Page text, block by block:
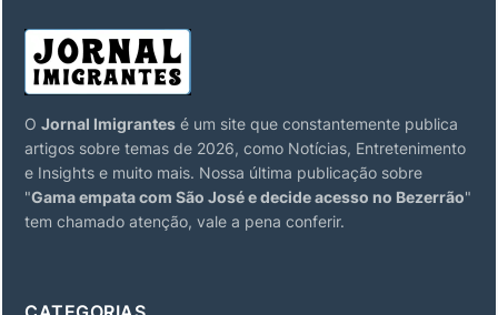
O Jornal Imigrantes é um site que constantemente publica
artigos sobre temas de 2026, como Notícias, Entretenimento
e Insights e muito mais. Nossa última publicação sobre
"Gama empata com São José e decide acesso no Bezerrão"
tem chamado atenção, vale a pena conferir.